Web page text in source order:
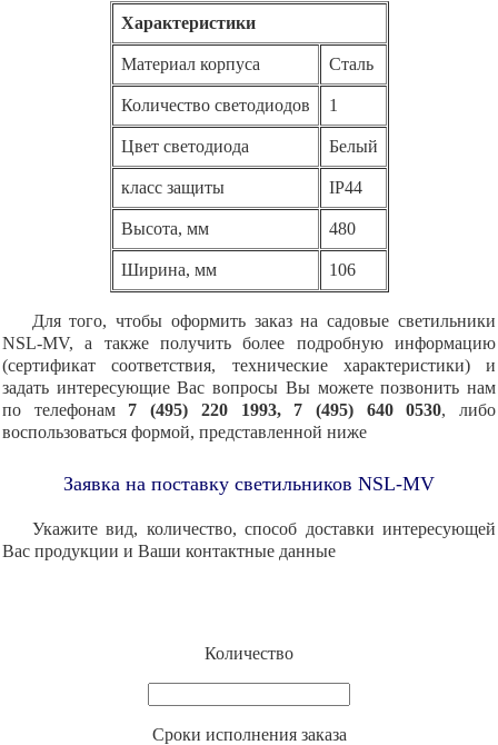
Характеристики
Материал корпуса Сталь
Количество светодиодов 1
Цвет светодиода Белый
класс защиты IP44
Высота, мм 480
Ширина, мм 106
Для того, чтобы оформить заказ на садовые светильники
NSL-MV, а также получить более подробную информацию
(сертификат соответствия, технические характеристики) и
задать интересующие Вас вопросы Вы можете позвонить нам
по телефонам7 (495) 220 1993, 7 (495) 640 0530, либо
воспользоваться формой, представленной ниже
Заявка на поставку светильников NSL-MV
Укажите вид, количество, способ доставки интересующей
Вас продукции и Ваши контактные данные
Количество
Cроки исполнения заказа